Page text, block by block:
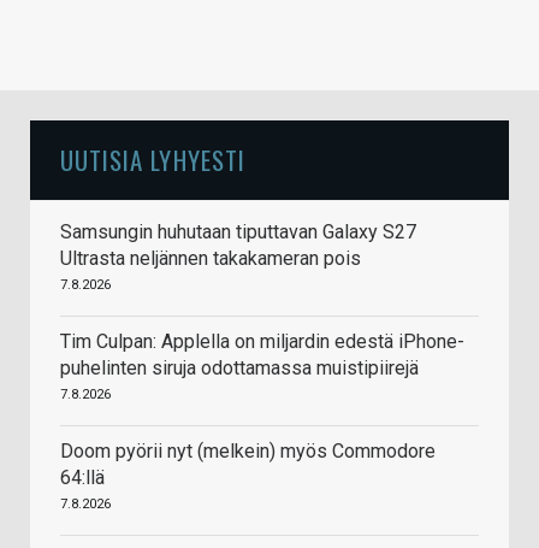
UUTISIA LYHYESTI
Samsungin huhutaan tiputtavan Galaxy S27
Ultrasta neljännen takakameran pois
7.8.2026
Tim Culpan: Applella on miljardin edestä iPhone-
puhelinten siruja odottamassa muistipiirejä
7.8.2026
Doom pyörii nyt (melkein) myös Commodore
64:llä
7.8.2026